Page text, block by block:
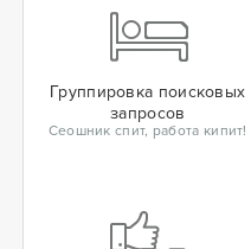
Группировка поисковых
запросов
Сеошник спит, работа кипит!